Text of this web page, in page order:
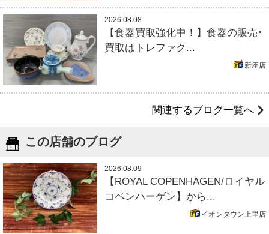
2026.08.08
【食器買取強化中！】食器の販売･
買取はトレファク...
新座店
関連するブログ一覧へ
この店舗のブログ
2026.08.09
【ROYAL COPENHAGEN/ロイヤル
コペンハーゲン】から...
イオンタウン上里店